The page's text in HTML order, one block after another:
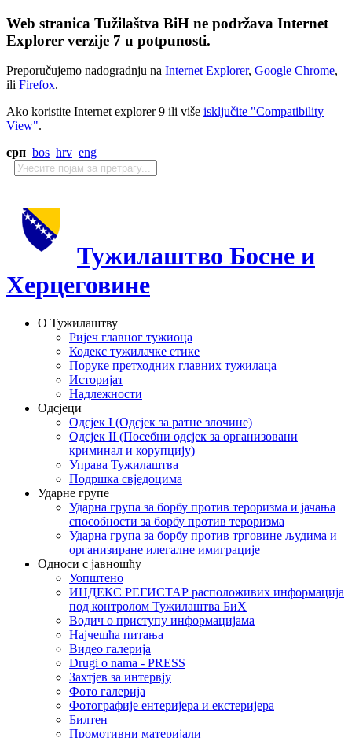
Web stranica Tužilaštva BiH ne podržava Internet
Explorer verzije 7 u potpunosti.
Preporučujemo nadogradnju na Internet Explorer, Google Chrome,
ili Firefox.
Ako koristite Internet explorer 9 ili više isključite "Compatibility
View".
срп bos hrv eng
Тужилаштво Босне и
Херцеговине
О Тужилаштву
Ријеч главног тужиоца
Кодекс тужилачке етике
Поруке претходних главних тужилаца
Историјат
Надлежности
Одсјеци
Одсјек I (Одсјек за ратне злочине)
Одсјек II (Посебни одсјек за организовани
криминал и корупцију)
Управа Тужилаштва
Подршка свједоцима
Ударне групе
Ударна група за борбу против тероризма и јачања
способности за борбу против тероризма
Ударна група за борбу против трговине људима и
организиране илегалне имиграције
Односи с јавношћу
Уопштено
ИНДЕКС РЕГИСТАР расположивих информација
под контролом Тужилаштва БиХ
Водич о приступу информацијама
Најчешћа питања
Видео галерија
Drugi o nama - PRESS
Захтјев за интервју
Фото галерија
Фотографије ентеријера и екстеријера
Билтен
Промотивни материјали